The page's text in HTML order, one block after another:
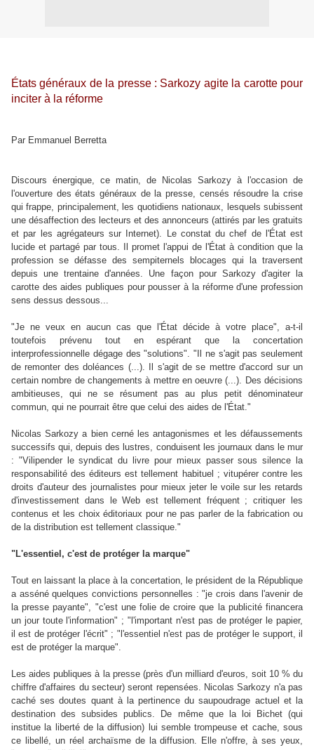
États généraux de la presse : Sarkozy agite la carotte pour
inciter à la réforme
Par Emmanuel Berretta
Discours énergique, ce matin, de Nicolas Sarkozy à l'occasion de
l'ouverture des états généraux de la presse, censés résoudre la crise
qui frappe, principalement, les quotidiens nationaux, lesquels subissent
une désaffection des lecteurs et des annonceurs (attirés par les gratuits
et par les agrégateurs sur Internet). Le constat du chef de l'État est
lucide et partagé par tous. Il promet l'appui de l'État à condition que la
profession se défasse des sempiternels blocages qui la traversent
depuis une trentaine d'années. Une façon pour Sarkozy d'agiter la
carotte des aides publiques pour pousser à la réforme d'une profession
sens dessus dessous...
"Je ne veux en aucun cas que l'État décide à votre place", a-t-il
toutefois prévenu tout en espérant que la concertation
interprofessionnelle dégage des "solutions". "Il ne s'agit pas seulement
de remonter des doléances (...). Il s'agit de se mettre d'accord sur un
certain nombre de changements à mettre en oeuvre (...). Des décisions
ambitieuses, qui ne se résument pas au plus petit dénominateur
commun, qui ne pourrait être que celui des aides de l'État."
Nicolas Sarkozy a bien cerné les antagonismes et les défaussements
successifs qui, depuis des lustres, conduisent les journaux dans le mur
: "Vilipender le syndicat du livre pour mieux passer sous silence la
responsabilité des éditeurs est tellement habituel ; vitupérer contre les
droits d'auteur des journalistes pour mieux jeter le voile sur les retards
d'investissement dans le Web est tellement fréquent ; critiquer les
contenus et les choix éditoriaux pour ne pas parler de la fabrication ou
de la distribution est tellement classique."
"L'essentiel, c'est de protéger la marque"
Tout en laissant la place à la concertation, le président de la République
a asséné quelques convictions personnelles : "je crois dans l'avenir de
la presse payante", "c'est une folie de croire que la publicité financera
un jour toute l'information" ; "l'important n'est pas de protéger le papier,
il est de protéger l'écrit" ; "l'essentiel n'est pas de protéger le support, il
est de protéger la marque".
Les aides publiques à la presse (près d'un milliard d'euros, soit 10 % du
chiffre d'affaires du secteur) seront repensées. Nicolas Sarkozy n'a pas
caché ses doutes quant à la pertinence du saupoudrage actuel et la
destination des subsides publics. De même que la loi Bichet (qui
institue la liberté de la diffusion) lui semble trompeuse et cache, sous
ce libellé, un réel archaïsme de la diffusion. Elle n'offre, à ses yeux,